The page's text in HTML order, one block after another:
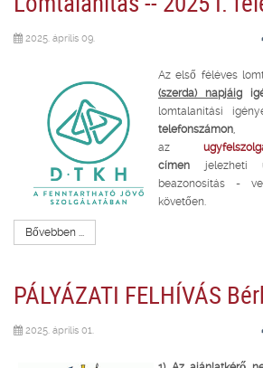
2025. április 09.
Az első féléves
(szerda) napjáig
lomtalanítási
telefonszámon ,
az
címen jelezheti
beazonosítás -
követően.
Bővebben ...
PÁLYÁZATI FELHÍVÁS
2025. április 01.